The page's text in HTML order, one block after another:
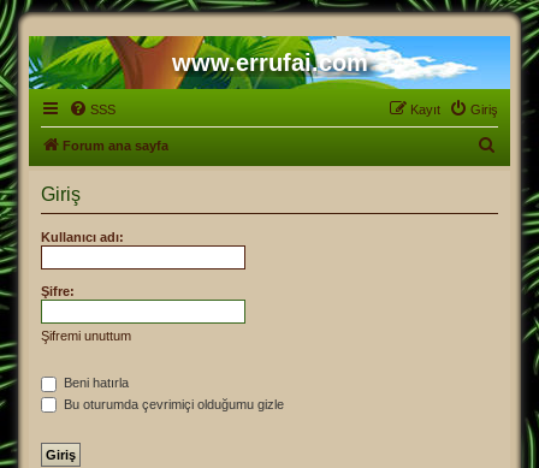
www.errufai.com
SSS Giriş
Kayıt
Forum ana sayfa
Giriş
Kullanıcı adı:
Şifre:
Şifremi unuttum
Beni hatırla
Bu oturumda çevrimiçi olduğumu gizle